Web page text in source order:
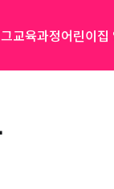
교육과정어린이집